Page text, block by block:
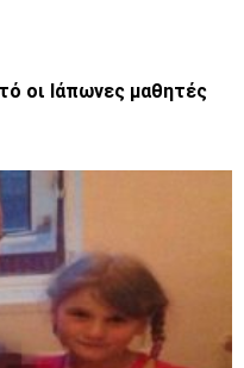
οι Ιάπωνες μαθητές